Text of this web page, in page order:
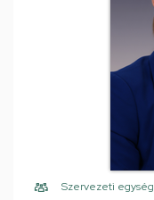
Szervezeti egység